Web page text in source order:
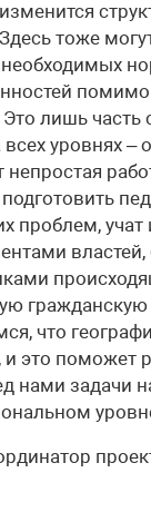
тоже
помимо
Это лишь часть
уровнях –
проблем, учат
властей,
что
и это поможет
нами задачи